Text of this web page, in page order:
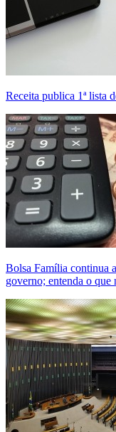
Receita publica 1ª lista
Bolsa Família continua
governo; entenda o que